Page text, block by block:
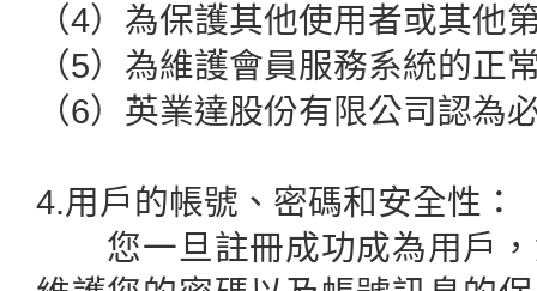
（4）為保護其他使用者或其他
（5）為維護會員服務系統的正
（6）英業達股份有限公司認為
4.用戶的帳號、密碼和安全性：
您一旦註冊成功成為用戶，